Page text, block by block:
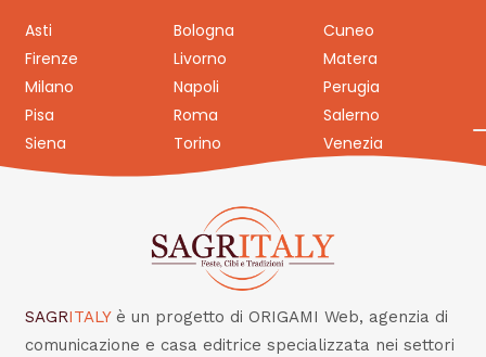
Asti Bologna
Cuneo
Firenze
Livorno
Matera
Milano
Napoli
Perugia
Pisa
Roma
Salerno
Siena
Torino Venezia
SAGRITALY è un progetto di ORIGAMI Web, agenzia di
comunicazione e casa editrice specializzata nei settori